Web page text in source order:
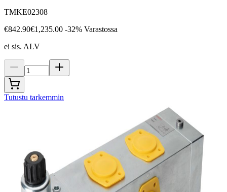
TMKE02308
€842.90€1,235.00 -32% Varastossa
ei sis. ALV
Tutustu tarkemmin